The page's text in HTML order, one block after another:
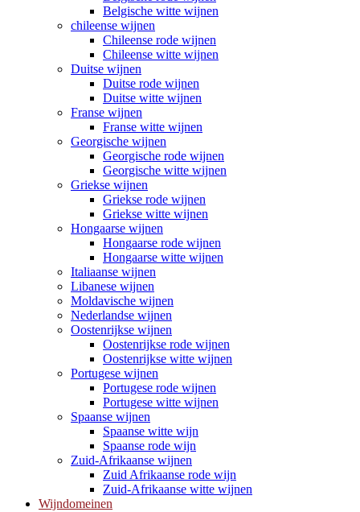
Belgische witte wijnen
chileense wijnen
Chileense rode wijnen
Chileense witte wijnen
Duitse wijnen
Duitse rode wijnen
Duitse witte wijnen
Franse wijnen
Franse witte wijnen
Georgische wijnen
Georgische rode wijnen
Georgische witte wijnen
Griekse wijnen
Griekse rode wijnen
Griekse witte wijnen
Hongaarse wijnen
Hongaarse rode wijnen
Hongaarse witte wijnen
Italiaanse wijnen
Libanese wijnen
Moldavische wijnen
Nederlandse wijnen
Oostenrijkse wijnen
Oostenrijkse rode wijnen
Oostenrijkse witte wijnen
Portugese wijnen
Portugese rode wijnen
Portugese witte wijnen
Spaanse wijnen
Spaanse witte wijn
Spaanse rode wijn
Zuid-Afrikaanse wijnen
Zuid Afrikaanse rode wijn
Zuid-Afrikaanse witte wijnen
Wijndomeinen